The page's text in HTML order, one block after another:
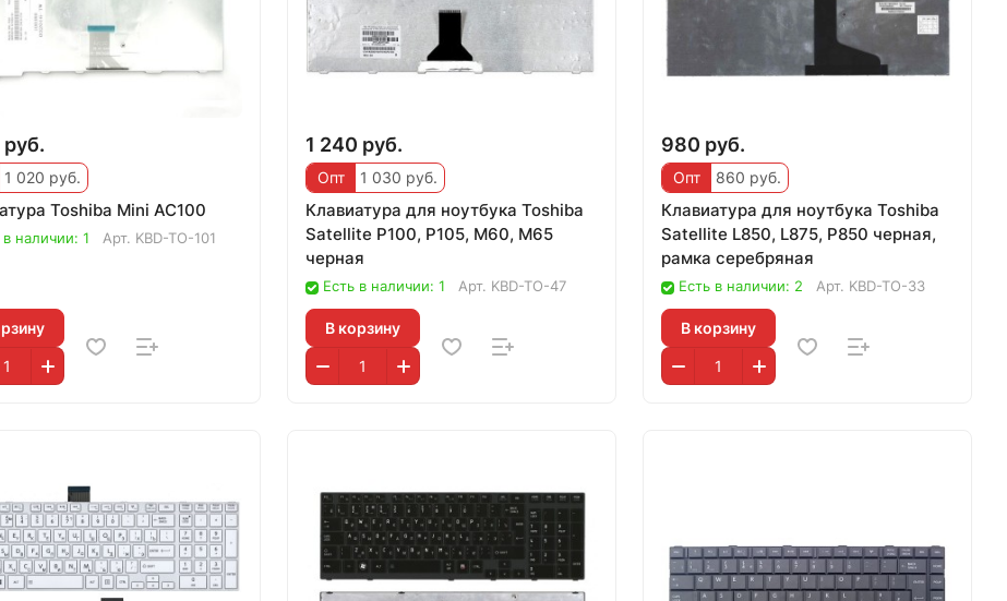
руб.
1 020 руб.
Toshiba Mini AC100
в наличии: 1 Арт. KBD-TO-101
1 240 руб.
Опт 1 030 руб.
Клавиатура для ноутбука Toshiba
Satellite P100, P105, M60, M65
черная
Есть в наличии: 1 Арт. KBD-TO-47
В корзину
980 руб.
Опт 860 руб.
Клавиатура для ноутбука Toshiba
Satellite L850, L875, P850 черная,
рамка серебряная
Есть в наличии: 2 Арт. KBD-TO-33
В корзину